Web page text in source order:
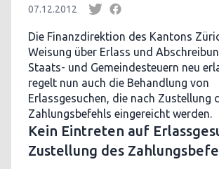
07.12.2012
Die Finanzdirektion des Kantons
Weisung über Erlass und
Staats- und Gemeindesteuern neu
regelt nun auch die Behandlung von
Erlassgesuchen, die nach Zustellung
Zahlungsbefehls eingereicht werden.
Kein Eintreten auf
Zustellung des